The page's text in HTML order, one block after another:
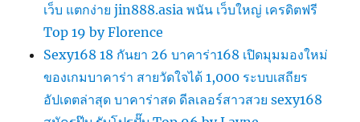
เว็บ แตกง่าย jin888.asia พนัน เว็บใหญ่ เครดิตฟรี
Top 19 by Florence
Sexy168 18 กันยา 26 บาคาร่า168 เปิดมุมมองใหม่
ของเกมบาคาร่า สายวัดใจได้ 1,000 ระบบเสถียร
อัปเดตล่าสุด บาคาร่าสด ดีลเลอร์สาวสวย sexy168